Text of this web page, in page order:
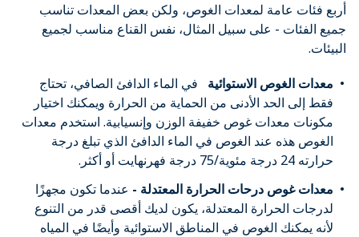
أربع فئات عامة لمعدات الغوص، ولكن بعض المعدات تناسب
جميع الفئات - على سبيل المثال، نفس القناع مناسب لجميع
البيئات.
معدات الغوص الاستوائية
في الماء الدافئ الصافي، تحتاج
فقط إلى الحد الأدنى من الحماية من الحرارة ويمكنك اختيار
مكونات معدات غوص خفيفة الوزن وإنسيابية. استخدم معدات
الغوص هذه عند الغوص في الماء الدافئ الذي تبلغ درجة
حرارته 24 درجة مئوية/75 درجة فهرنهايت أو أكثر.
معدات غوص درحات الحرارة المعتدلة - عندما تكون مجهزًا
لدرجات الحرارة المعتدلة، يكون لديك أقصى قدر من التنوع
لأنه يمكنك الغوص في المناطق الاستوائية وأيضًا في المياه